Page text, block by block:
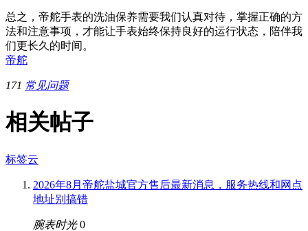
总之，帝舵手表的洗油保养需要我们认真对待，掌握正确的方
法和注意事项，才能让手表始终保持良好的运行状态，陪伴我
们更长久的时间。
帝舵
171 常见问题
相关帖子
标签云
2026年8月帝舵盐城官方售后最新消息，服务热线和网点
地址别搞错
腕表时光 0